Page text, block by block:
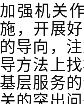
加强机关
施，开展
的导向，
导方法上
基层服务